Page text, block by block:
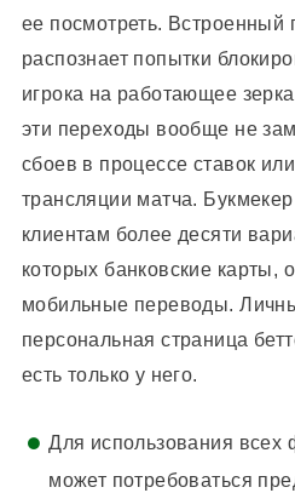
ее посмотреть. Встроенный
распознает попытки
игрока на работающее
эти переходы вообще не
сбоев в процессе ставок
трансляции матча.
клиентам более десяти
которых банковские карты,
мобильные переводы.
персональная страница
есть только у него.
Для использования всех
может потребоваться